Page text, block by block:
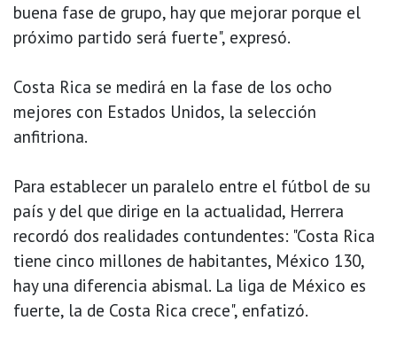
buena fase de grupo, hay que mejorar porque el
próximo partido será fuerte", expresó.
Costa Rica se medirá en la fase de los ocho
mejores con Estados Unidos, la selección
anfitriona.
Para establecer un paralelo entre el fútbol de su
país y del que dirige en la actualidad, Herrera
recordó dos realidades contundentes: "Costa Rica
tiene cinco millones de habitantes, México 130,
hay una diferencia abismal. La liga de México es
fuerte, la de Costa Rica crece", enfatizó.